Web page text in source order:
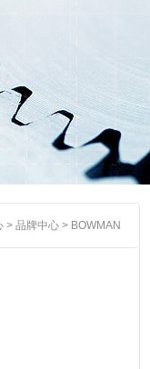
> 品牌中心 > BOWMAN